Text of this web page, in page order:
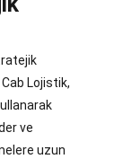
Lojistik,
ve
uzun